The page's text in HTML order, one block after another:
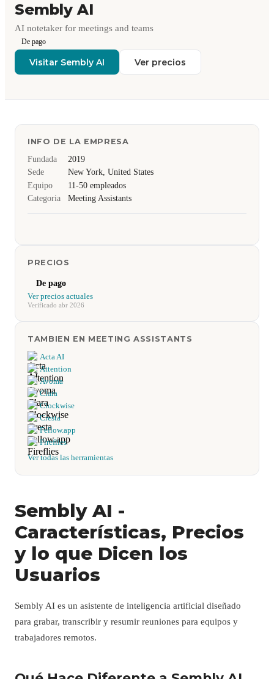
Sembly AI
AI notetaker for meetings and teams
De pago
Visitar Sembly AI Ver precios
INFO DE LA EMPRESA
Fundada
2019
Sede
New York, United States
Equipo
11-50 empleados
Categoria
Meeting Assistants
PRECIOS
De pago
Ver precios actuales
Verificado abr 2026
TAMBIEN EN MEETING ASSISTANTS
Acta AI
Attention
Avoma
Clara
Clockwise
Cresta
Fellow.app
Fireflies
Ver todas las herramientas
Sembly AI -
Características, Precios
y lo que Dicen los
Usuarios
Sembly AI es un asistente de inteligencia artificial diseñado
para grabar, transcribir y resumir reuniones para equipos y
trabajadores remotos.